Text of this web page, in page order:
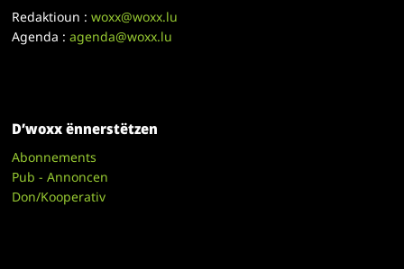
Redaktioun :woxx@woxx.lu
Agenda :agenda@woxx.lu
D’woxx ënnerstëtzen
Abonnements
Pub - Annoncen
Don/Kooperativ